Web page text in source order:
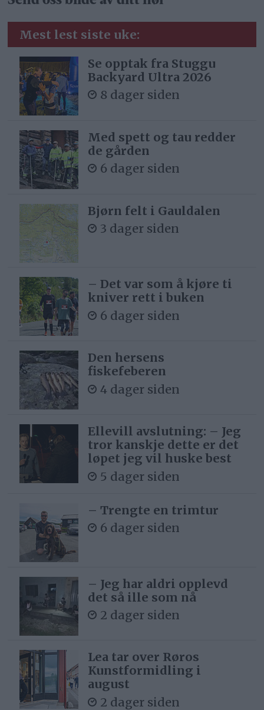
Mest lest siste uke:
Se opptak fra Stuggu
Backyard Ultra 2026
8 dager siden
Med spett og tau redder
de gården
6 dager siden
Bjørn felt i Gauldalen
3 dager siden
– Det var som å kjøre ti
kniver rett i buken
6 dager siden
Den hersens
fiskefeberen
4 dager siden
Ellevill avslutning: – Jeg
tror kanskje dette er det
løpet jeg vil huske best
5 dager siden
– Trengte en trimtur
6 dager siden
– Jeg har aldri opplevd
det så ille som nå
2 dager siden
Lea tar over Røros
Kunstformidling i
august
2 dager siden